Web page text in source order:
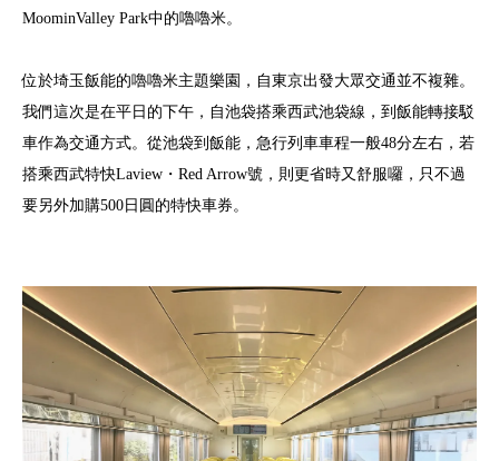
MoominValley Park中的嚕嚕米。
位於埼玉飯能的嚕嚕米主題樂園，自東京出發大眾交通並不複雜。
我們這次是在平日的下午，自池袋搭乘西武池袋線，到飯能轉接駁
車作為交通方式。從池袋到飯能，急行列車車程一般48分左右，若
搭乘西武特快Laview・Red Arrow號，則更省時又舒服囉，只不過
要另外加購500日圓的特快車券。